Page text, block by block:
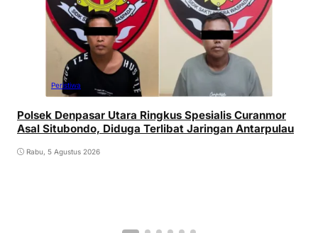
Peristiwa
Polsek Denpasar Utara Ringkus Spesialis Curanmor
Asal Situbondo, Diduga Terlibat Jaringan Antarpulau
Rabu, 5 Agustus 2026